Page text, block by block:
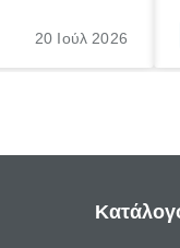
κάθε
20 Ιούλ 2026